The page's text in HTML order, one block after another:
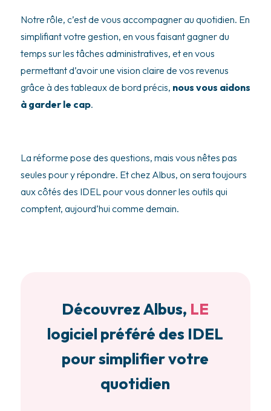
Notre rôle, c’est de vous accompagner au quotidien. En
simplifiant votre gestion, en vous faisant gagner du
temps sur les tâches administratives, et en vous
permettant d’avoir une vision claire de vos revenus
grâce à des tableaux de bord précis, nous vous aidons
à garder le cap.
La réforme pose des questions, mais vous nêtes pas
seules pour y répondre. Et chez Albus, on sera toujours
aux côtés des IDEL pour vous donner les outils qui
comptent, aujourd’hui comme demain.
Découvrez Albus, LE
logiciel préféré des IDEL
pour simplifier votre
quotidien